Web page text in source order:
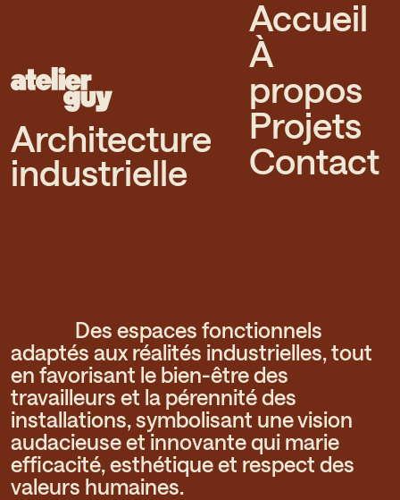
Atelier Guy - Créateur de sens
Accueil
À
propos
Projets
Contact
Architecture
industrielle
Des espaces fonctionnels
adaptés aux réalités industrielles, tout
en favorisant le bien-être des
travailleurs et la pérennité des
installations, symbolisant une vision
audacieuse et innovante qui marie
efficacité, esthétique et respect des
valeurs humaines.